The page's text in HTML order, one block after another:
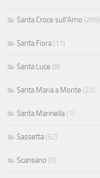
Santa Croce sull'Arno (289)
Santa Fiora (11)
Santa Luce (8)
Santa Maria a Monte (22)
Santa Marinella (1)
Sassetta (52)
Scansano (5)